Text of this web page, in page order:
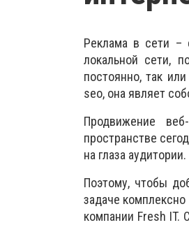
Реклама в сети –
локальной сети,
постоянно, так
seo, она являет
Продвижение
пространстве
на глаза аудитории.
Поэтому, чтобы
задаче комплексно
компании Fresh IT.